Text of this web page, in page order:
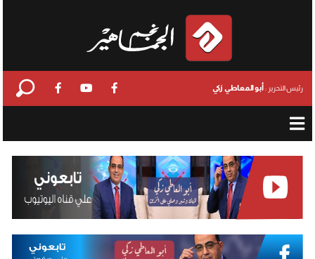
رئيس التحرير : أبو المعاطي زكي